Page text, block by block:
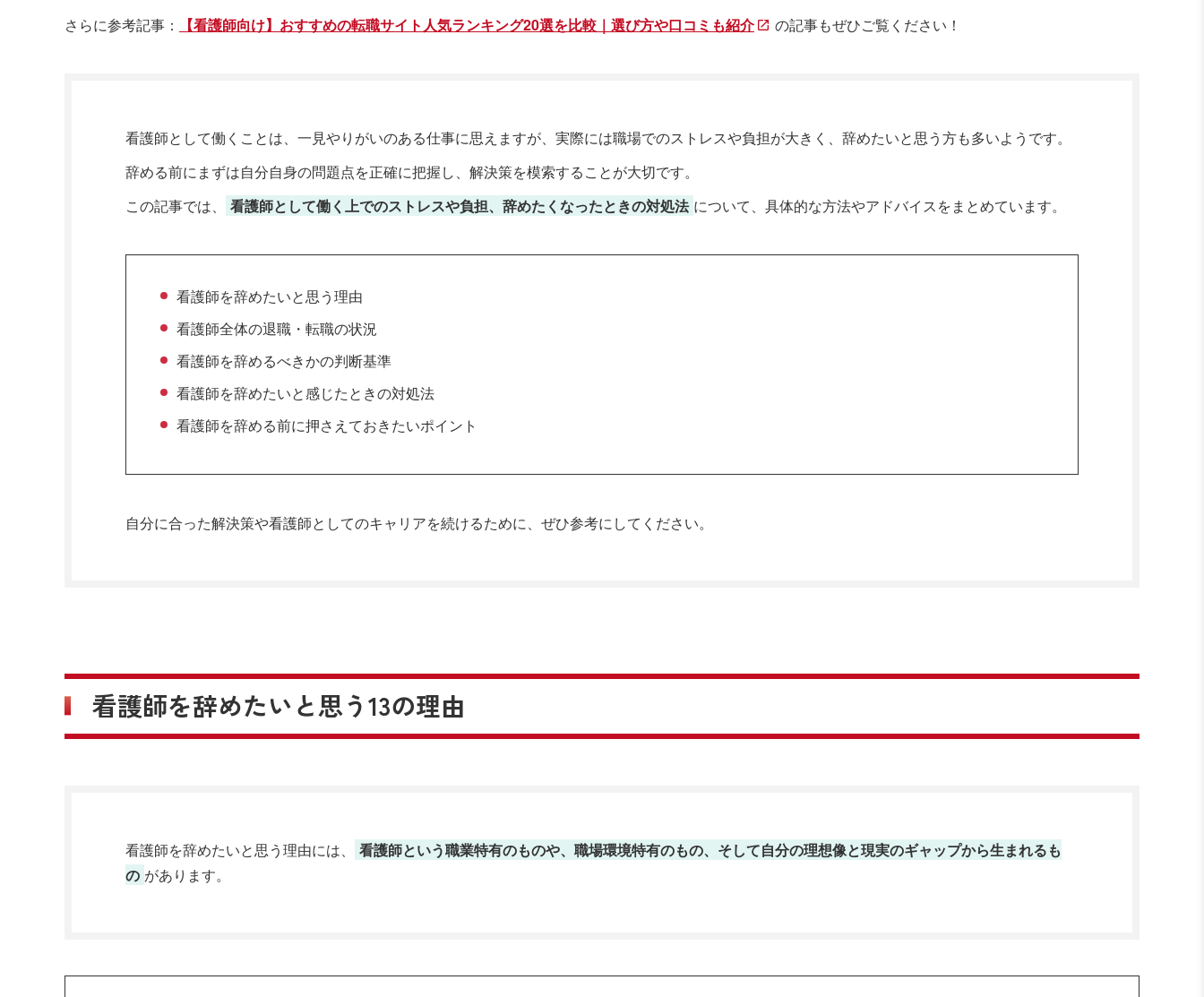
さらに参考記事： 【看護師向け】おすすめの転職サイト人気ランキング20選を比較｜選び方や口コミも紹介 の記事もぜひご覧ください！
看護師として働くことは、一見やりがいのある仕事に思えますが、実際には職場でのストレスや負担が大きく、辞めたいと思う方も多いようです。
辞める前にまずは自分自身の問題点を正確に把握し、解決策を模索することが大切です。
この記事では、
看護師として働く上でのストレスや負担、辞めたくなったときの対処法 について、具体的な方法やアドバイスをまとめています。
看護師を辞めたいと思う理由
看護師全体の退職・転職の状況
看護師を辞めるべきかの判断基準
看護師を辞めたいと感じたときの対処法
看護師を辞める前に押さえておきたいポイント
自分に合った解決策や看護師としてのキャリアを続けるために、ぜひ参考にしてください。
看護師を辞めたいと思う13の理由
看護師を辞めたいと思う理由には、
看護師という職業特有のものや、職場環境特有のもの、そして自分の理想像と現実のギャップから生まれるも
の があります。